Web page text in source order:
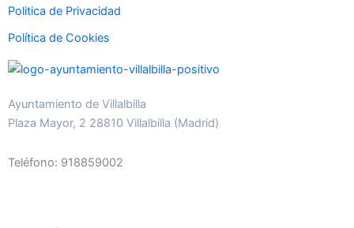
Politica de Privacidad
Política de Cookies
Ayuntamiento de Villalbilla
Plaza Mayor, 2 28810 Villalbilla (Madrid)
Teléfono: 918859002